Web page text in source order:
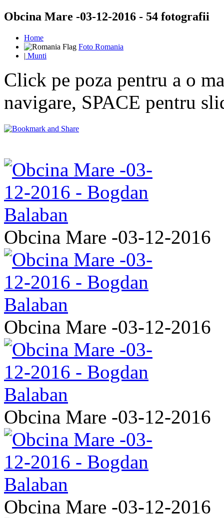
Obcina Mare -03-12-2016 - 54 fotografii
Home
Foto Romania
| Munti
Click pe poza pentru a o
navigare, SPACE pentru
Obcina Mare -03-12-2016
Obcina Mare -03-12-2016
Obcina Mare -03-12-2016
Obcina Mare -03-12-2016